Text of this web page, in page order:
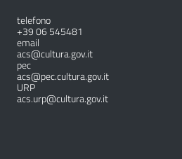
telefono
+39 06 545481
email
acs@cultura.gov.it
pec
acs@pec.cultura.gov.it
URP
acs.urp@cultura.gov.it